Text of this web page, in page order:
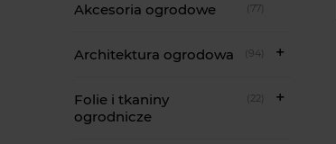
Akcesoria ogrodowe (77)
Architektura ogrodowa (94)
Folie i tkaniny
ogrodnicze
(22)